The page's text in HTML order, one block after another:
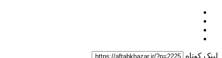
لینک کوتاه